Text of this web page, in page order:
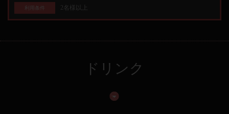
利用条件 2名様以上
ドリンク